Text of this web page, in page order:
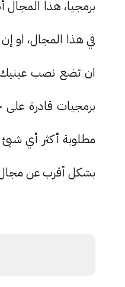
في هذا المجال، او
برمجيات قادرة
مطلوبة أكثر أي
بشكل أقرب عن